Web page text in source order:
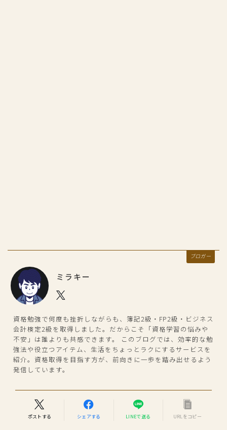
ブロガー
ミラキー
資格勉強で何度も挫折しながらも、簿記2級・FP2級・ビジネス
会計検定2級を取得しました。だからこそ「資格学習の悩みや
不安」は誰よりも共感できます。 このブログでは、効率的な勉
強法や役立つアイテム、生活をちょっとラクにするサービスを
紹介。資格取得を目指す方が、前向きに一歩を踏み出せるよう
発信しています。
ポストする シェアする LINEで送る URLをコピー